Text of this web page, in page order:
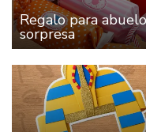
Regalo para
sorpresa